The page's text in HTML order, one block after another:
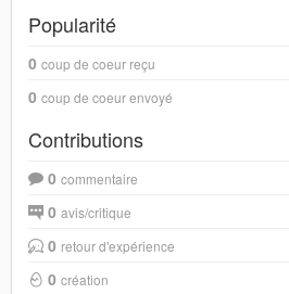
Popularité
0 coup de coeur reçu
0 coup de coeur envoyé
Contributions
0 commentaire
0 avis/critique
0 retour d'expérience
0 création